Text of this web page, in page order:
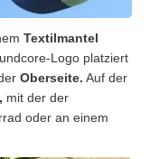
Textilmantel
Logo platziert
Oberseite. Auf der
mit der der
oder an einem